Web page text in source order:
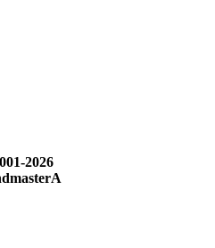
2026